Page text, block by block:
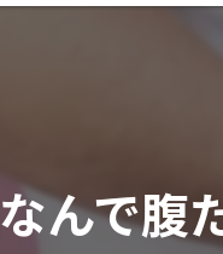
なんで腹